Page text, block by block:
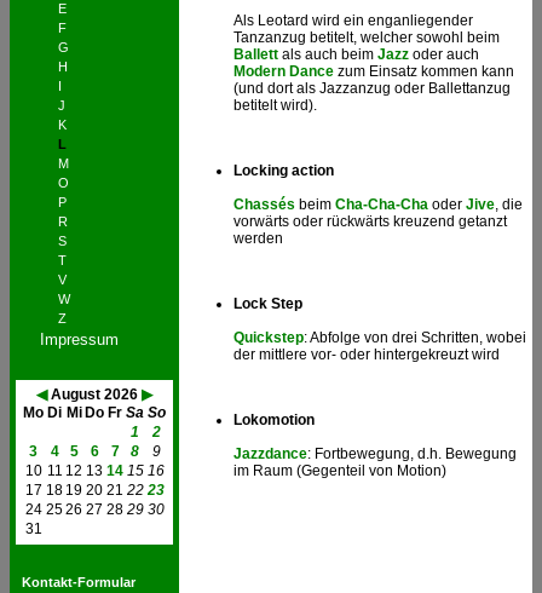
E
F
G
H
J
K
L
M
O
P
R
S
T
V
W
Z
Impressum
◀August 2026 ▶
Mo Di Mi Do Fr Sa So
1
2
3
4 5 6 7 8
9
10 11 12 13 14 15 16
17 18 19 20 21 22 23
24 2526 27 28 29 30
31
Kontakt-Formular
Als Leotard wird ein enganliegender
Tanzanzug betitelt, welcher sowohl beim
Ballett als auch beim Jazz oder auch
Modern Dance zum Einsatz kommen kann
(und dort als Jazzanzug oder Ballettanzug
betitelt wird).
Locking action
Chassés beim Cha-Cha-Cha oder Jive, die
vorwärts oder rückwärts kreuzend getanzt
werden
Lock Step
Quickstep: Abfolge von drei Schritten, wobei
der mittlere vor- oder hintergekreuzt wird
Lokomotion
Jazzdance: Fortbewegung, d.h. Bewegung
im Raum (Gegenteil von Motion)